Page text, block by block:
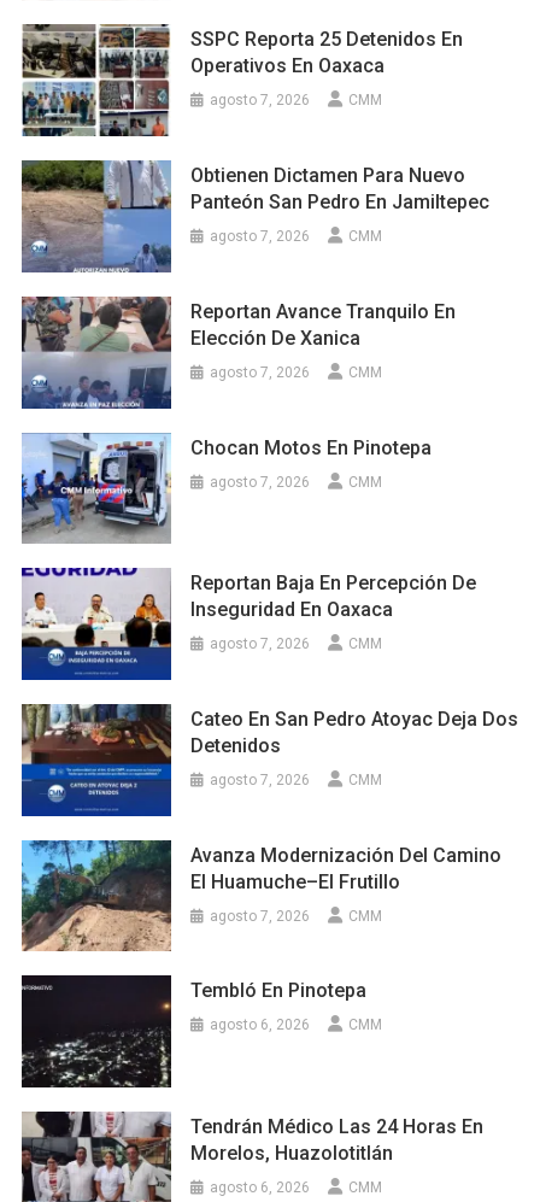
SSPC Reporta 25 Detenidos En
Operativos En Oaxaca
agosto 7, 2026 CMM
Obtienen Dictamen Para Nuevo
Panteón San Pedro En Jamiltepec
agosto 7, 2026 CMM
Reportan Avance Tranquilo En
Elección De Xanica
agosto 7, 2026 CMM
Chocan Motos En Pinotepa
agosto 7, 2026 CMM
Reportan Baja En Percepción De
Inseguridad En Oaxaca
agosto 7, 2026 CMM
Cateo En San Pedro Atoyac Deja Dos
Detenidos
agosto 7, 2026 CMM
Avanza Modernización Del Camino
El Huamuche–El Frutillo
agosto 7, 2026 CMM
Tembló En Pinotepa
agosto 6, 2026 CMM
Tendrán Médico Las 24 Horas En
Morelos, Huazolotitlán
agosto 6, 2026 CMM